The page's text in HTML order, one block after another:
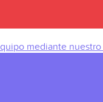
mediante